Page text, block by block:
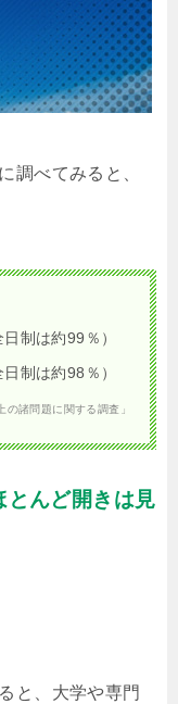
調べてみると、
制は約99％）
制は約98％）
諸問題に関する調査」
とんど開きは見
と、大学や専門